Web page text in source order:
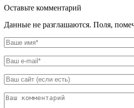
Оставьте комментарий
Данные не разглашаются. Поля,